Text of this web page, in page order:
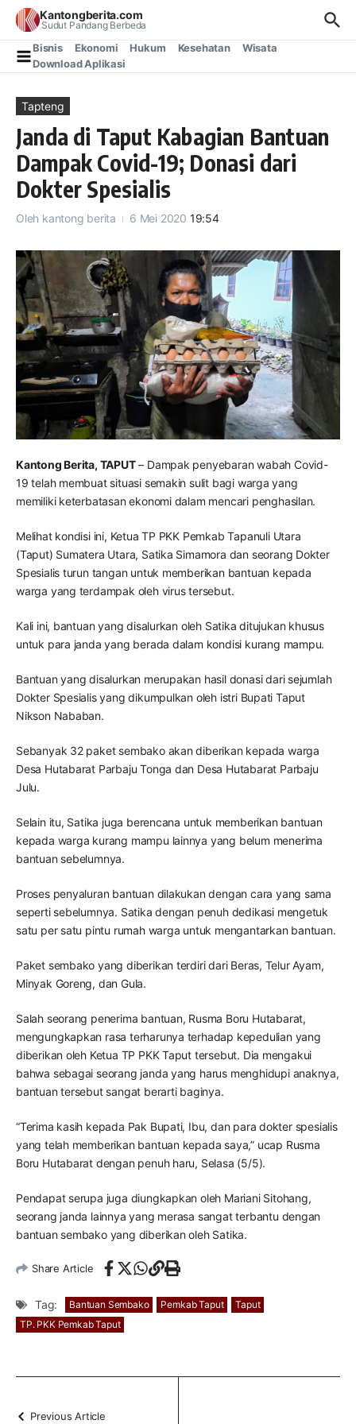
Lewati ke konten
Kantongberita.com
Sudut Pandang Berbeda
Bisnis Ekonomi Hukum Kesehatan
Wisata
Download Aplikasi
Tapteng
Janda di Taput Kabagian Bantuan
Dampak Covid-19; Donasi dari
Dokter Spesialis
Oleh kantong berita 6 Mei 2020 19:54
Kantong Berita, TAPUT– Dampak penyebaran wabah Covid-
19 telah membuat situasi semakin sulit bagi warga yang
memiliki keterbatasan ekonomi dalam mencari penghasilan.
Melihat kondisi ini, Ketua TP PKK Pemkab Tapanuli Utara
(Taput) Sumatera Utara, Satika Simamora dan seorang Dokter
Spesialis turun tangan untuk memberikan bantuan kepada
warga yang terdampak oleh virus tersebut.
Kali ini, bantuan yang disalurkan oleh Satika ditujukan khusus
untuk para janda yang berada dalam kondisi kurang mampu.
Bantuan yang disalurkan merupakan hasil donasi dari sejumlah
Dokter Spesialis yang dikumpulkan oleh istri Bupati Taput
Nikson Nababan.
Sebanyak 32 paket sembako akan diberikan kepada warga
Desa Hutabarat Parbaju Tonga dan Desa Hutabarat Parbaju
Julu.
Selain itu, Satika juga berencana untuk memberikan bantuan
kepada warga kurang mampu lainnya yang belum menerima
bantuan sebelumnya.
Proses penyaluran bantuan dilakukan dengan cara yang sama
seperti sebelumnya. Satika dengan penuh dedikasi mengetuk
satu per satu pintu rumah warga untuk mengantarkan bantuan.
Paket sembako yang diberikan terdiri dari Beras, Telur Ayam,
Minyak Goreng, dan Gula.
Salah seorang penerima bantuan, Rusma Boru Hutabarat,
mengungkapkan rasa terharunya terhadap kepedulian yang
diberikan oleh Ketua TP PKK Taput tersebut. Dia mengakui
bahwa sebagai seorang janda yang harus menghidupi anaknya,
bantuan tersebut sangat berarti baginya.
“Terima kasih kepada Pak Bupati, Ibu, dan para dokter spesialis
yang telah memberikan bantuan kepada saya,” ucap Rusma
Boru Hutabarat dengan penuh haru, Selasa (5/5).
Pendapat serupa juga diungkapkan oleh Mariani Sitohang,
seorang janda lainnya yang merasa sangat terbantu dengan
bantuan sembako yang diberikan oleh Satika.
Share Article
Tag: Bantuan Sembako Pemkab Taput
Taput
TP. PKK Pemkab Taput
Previous Article